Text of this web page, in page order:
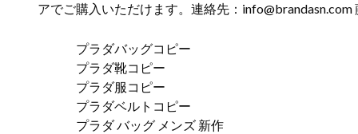
アでご購入いただけます。連絡先： info@brandasn.com
プラダバッグコピー
プラダ靴コピー
プラダ服コピー
プラダベルトコピー
プラダ バッグ メンズ 新作